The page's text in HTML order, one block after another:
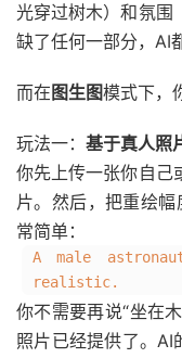
光穿过树木）和氛围
缺了任何一部分，AI
而在 图生图模式下，
玩法一： 基于真人照
你先上传一张你自己
片。然后，把重绘
常简单：
A male
realistic.
你不需要再说“坐在
照片已经提供了。AI